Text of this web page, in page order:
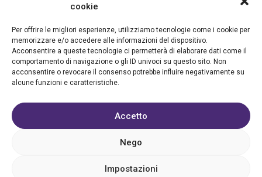
cookie
Per offrire le migliori esperienze, utilizziamo tecnologie come i cookie per
memorizzare e/o accedere alle informazioni del dispositivo.
Acconsentire a queste tecnologie ci permetterà di elaborare dati come il
comportamento di navigazione o gli ID univoci su questo sito. Non
acconsentire o revocare il consenso potrebbe influire negativamente su
alcune funzioni e caratteristiche.
Accetto
Nego
Impostazioni
Nuovo utente?Crea un account
Condizioni d’uso